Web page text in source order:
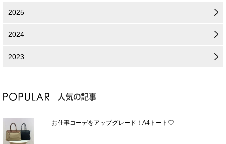
2025
2024
2023
お仕事コーデをアップグレード！A4トート♡